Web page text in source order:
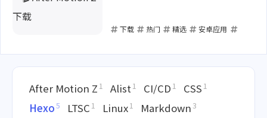
下载 热门 精选
安卓应用
2024-02-21
After Motion Z 1 Alist1 CI/CD 1 CSS 1
Hexo5 LTSC 1 Linux1 Markdown3